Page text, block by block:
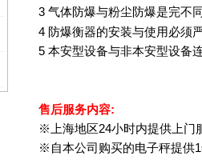
3 气体防爆与粉尘防爆是完不
4 防爆衡器的安装与使用必须
5 本安型设备与非本安型设备
售后服务内容:
※上海地区24小时内提供上门
※自本公司购买的电子秤提供1